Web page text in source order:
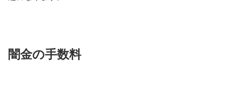
闇金の手数料